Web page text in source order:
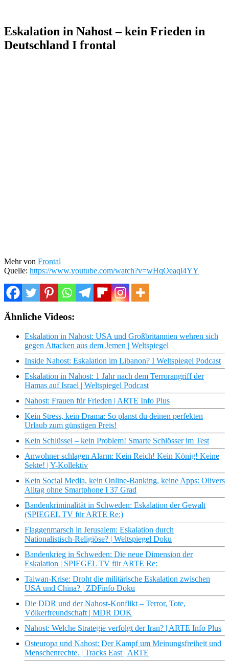
Eskalation in Nahost – kein Frieden in
Deutschland I frontal
Mehr von Frontal
Quelle: https://www.youtube.com/watch?v=wHqOeaql4YY
Ähnliche Videos:
Eskalation in Nahost: USA und Großbritannien wehren sich
gegen Attacken aus dem Jemen | Weltspiegel
Inside Nahost: Eskalation im Libanon? I Weltspiegel Podcast
Eskalation in Nahost: 1 Jahr nach dem Terrorangriff der
Hamas auf Israel | Weltspiegel Podcast
Nahost: Frauen für Frieden | ARTE Info Plus
Kein Stress, kein Drama: So planst du deinen perfekten
Urlaub zum günstigen Preis!
Kein Schlüssel – kein Problem! Smarte Schlösser im Test
Anwohner schlagen Alarm: Kein Reich! Kein König! Keine
Sekte! | Y-Kollektiv
Kein Social Media, kein Online-Banking, keine Apps: Olivers
Alltag ohne Smartphone I 37 Grad
Bandenkriminalität in Schweden: Eskalation der Gewalt
(SPIEGEL TV für ARTE Re:)
Flaggenmarsch in Jerusalem: Eskalation durch
Nationalistisch-Religiöse? | Weltspiegel Doku
Bandenkrieg in Schweden: Die neue Dimension der
Eskalation | SPIEGEL TV für ARTE Re:
Taiwan-Krise: Droht die militärische Eskalation zwischen
USA und China? | ZDFinfo Doku
Die DDR und der Nahost-Konflikt – Terror, Tote,
Völkerfreundschaft | MDR DOK
Nahost: Welche Strategie verfolgt der Iran? | ARTE Info Plus
Osteuropa und Nahost: Der Kampf um Meinungsfreiheit und
Menschenrechte. | Tracks East | ARTE